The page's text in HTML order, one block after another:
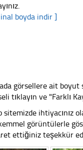
boyda indir ]
görsellere ait
tıklayın ve "Farklı
sitemizde ihtiyacınız
görüntülerle
ettiğiniz teşekkür